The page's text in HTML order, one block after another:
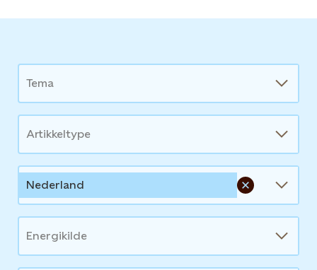
News
Tema
Artikkeltype
Nederland
Energikilde